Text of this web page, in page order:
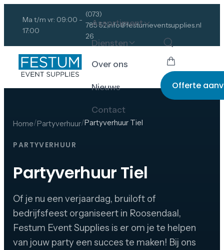
Ma t/m vr: 09:00 -
17:00
(073)
785 52
26
info@festumeventsupplies.nl
Assortiment
Diensten
Over ons
Nieuws
Contact
Offerte
Home/Partyverhuur/Partyverhuur Tiel
PARTYVERHUUR
Partyverhuur Tiel
Of je nu een verjaardag, bruiloft of
bedrijfsfeest organiseert in Roosendaal,
Festum Event Supplies is er om je te helpen
van jouw party een succes te maken! Bij ons